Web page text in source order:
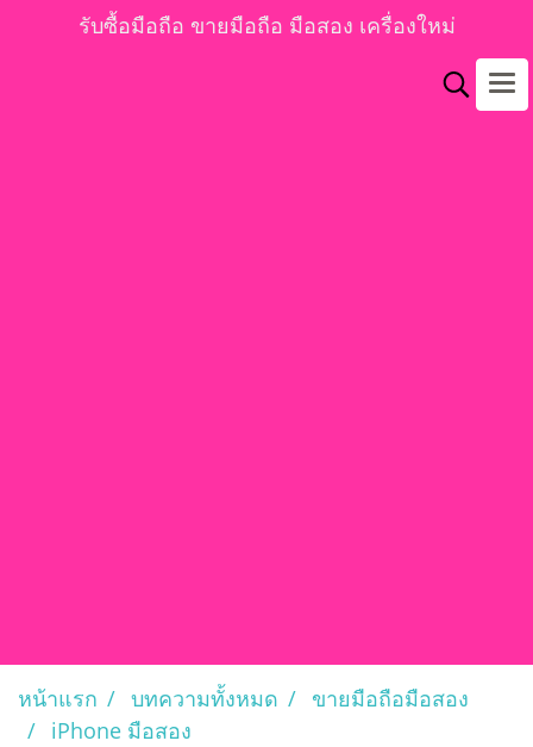
รับซื้อมือถือ ขายมือถือ มือสอง เครื่องใหม่
หน้าแรก บทความทั้งหมด
ขายมือถือมือสอง
iPhone มือสอง